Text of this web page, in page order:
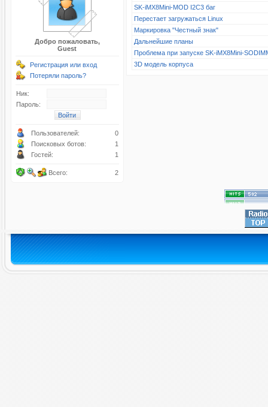
Добро пожаловать,
Guest
Регистрация или вход
Потеряли пароль?
Ник:
Пароль:
Пользователей:
0
Поисковых ботов:
1
Гостей:
1
Всего: 2
SK-iMX8Mini-MOD I2C3 баг
Перестает загружаться Linux
Маркировка "Честный знак"
Дальнейшие планы
Проблема при запуске SK-iMX8Mini-
3D модель корпуса